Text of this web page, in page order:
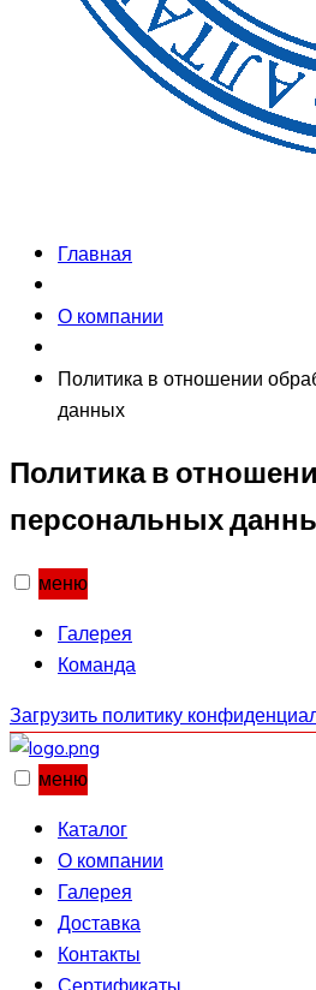
Главная
О компании
Политика в отношении
данных
Политика в
персональных
меню
Галерея
Команда
Загрузить политику
меню
Каталог
О компании
Галерея
Доставка
Контакты